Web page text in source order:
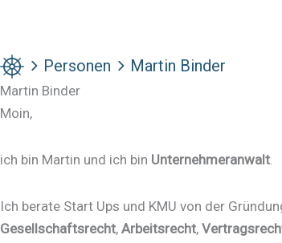
Personen Martin Binder
Martin Binder
Moin,
ich bin Martin und ich bin Unternehmeranwalt
Ich berate Start Ups und KMU von der
Gesellschaftsrecht, Arbeitsrecht,